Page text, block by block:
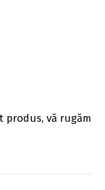
produs, vă rugăm